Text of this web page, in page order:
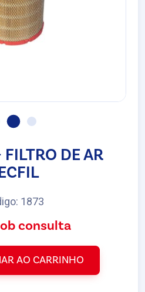
DE AR
1873
consulta
AO CARRINHO